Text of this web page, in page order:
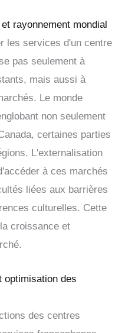
rayonnement mondial
les services d'un centre
pas seulement à
mais aussi à
Le monde
non seulement
certaines parties
L'externalisation
à ces marchés
liées aux barrières
culturelles. Cette
croissance et
optimisation des
des centres